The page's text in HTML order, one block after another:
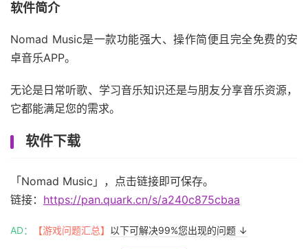
软件简介
Nomad Music是一款功能强大、操作简便且完全免费的安
卓音乐APP。
无论是日常听歌、学习音乐知识还是与朋友分享音乐资源，
它都能满足您的需求。
软件下载
「Nomad Music」，点击链接即可保存。
链接： https://pan.quark.cn/s/a240c875cbaa
AD： 【游戏问题汇总】 以下可解决99%您出现的问题 ↓